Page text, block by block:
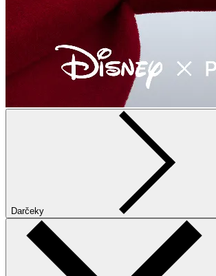
Darčeky